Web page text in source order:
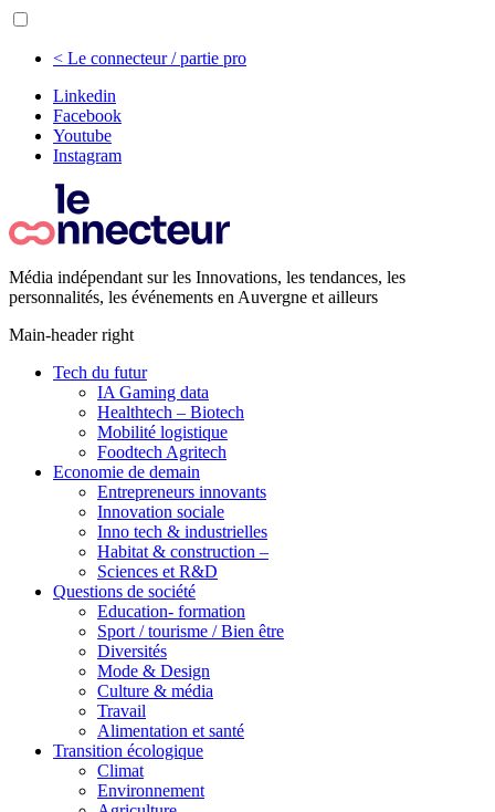
< Le connecteur / partie pro
Linkedin
Facebook
Youtube
Instagram
Média indépendant sur les Innovations, les tendances, les
personnalités, les événements en Auvergne et ailleurs
Main-header right
Tech du futur
IA Gaming data
Healthtech – Biotech
Mobilité logistique
Foodtech Agritech
Economie de demain
Entrepreneurs innovants
Innovation sociale
Inno tech & industrielles
Habitat & construction –
Sciences et R&D
Questions de société
Education- formation
Sport / tourisme / Bien être
Diversités
Mode & Design
Culture & média
Travail
Alimentation et santé
Transition écologique
Climat
Environnement